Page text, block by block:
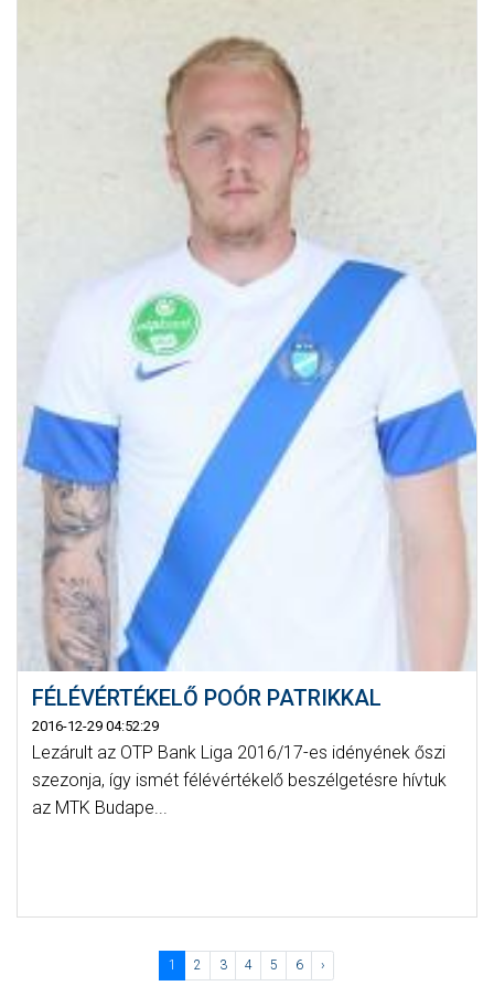
FÉLÉVÉRTÉKELŐ POÓR PATRIKKAL
2016-12-29 04:52:29
Lezárult az OTP Bank Liga 2016/17-es idényének őszi
szezonja, így ismét félévértékelő beszélgetésre hívtuk
az MTK Budape...
1 2 3 4 5 6 ›